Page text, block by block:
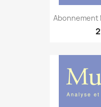
Abonnement